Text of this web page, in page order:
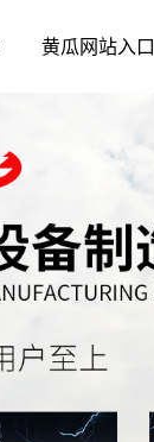
黄瓜网站入